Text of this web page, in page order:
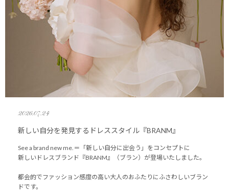
2026.07.24
新しい自分を発見するドレススタイル『BRANM』
See a brand new me.＝「新しい自分に出会う」をコンセプトに
新しいドレスブランド『BRANM』（ブラン）が登場いたしました。
都会的でファッション感度の高い大人のおふたりにふさわしいブラン
ドです。